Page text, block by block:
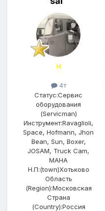
Н
4т
Статус:Сервис
оборудования
(Servicman)
Инструмент:Ravaglioli,
Space, Hofmann, Jhon
Bean, Sun, Boxer,
JOSAM, Truck Cam,
MAHA
Н.П:(town)Хотьково
Область
(Region):Московская
Страна
(Country):Россия